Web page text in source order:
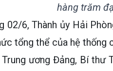
hàng trăm
02/6, Thành ủy Hải
tổng thể của hệ thống
ương Đảng, Bí thư